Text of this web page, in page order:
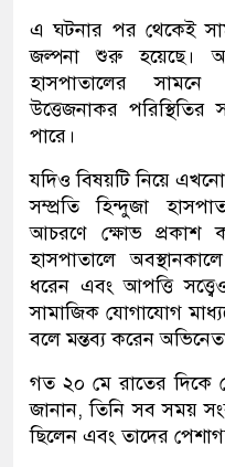
এ ঘটনার পর থেকেই
জল্পনা শুরু হয়েছে।
হাসপাতালের সামনে
উত্তেজনাকর
পারে।
যদিও বিষয়টি নিয়ে এখনো
সম্প্রতি হিন্দুজা
আচরণে ক্ষোভ প্রকাশ
হাসপাতালে
ধরেন এবং আপত্তি
সামাজিক যোগাযোগ
বলে মন্তব্য করেন
গত ২০ মে রাতের দিকে
জানান, তিনি সব সময়
ছিলেন এবং তাদের